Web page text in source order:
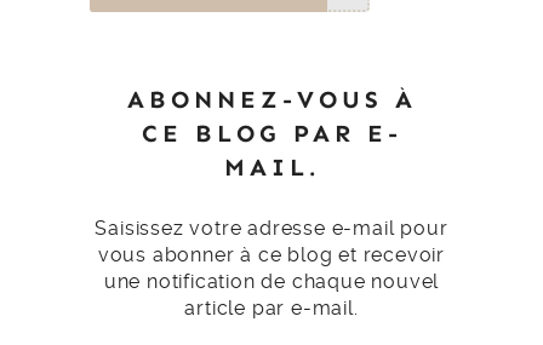
ABONNEZ-VOUS À
CE BLOG PAR E-
MAIL.
Saisissez votre adresse e-mail pour
vous abonner à ce blog et recevoir
une notification de chaque nouvel
article par e-mail.